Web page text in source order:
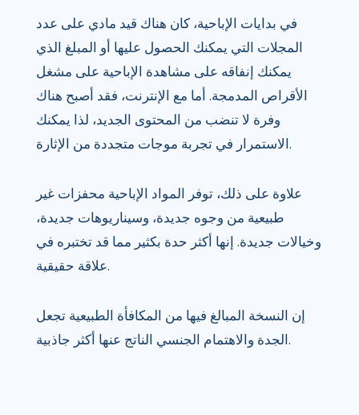
في بدايات الإباحية، كان هناك قيد مادي على عدد
المجلات التي يمكنك الحصول عليها أو المبلغ الذي
يمكنك إنفاقه على مشاهدة الإباحية على مشغل
الأقراص المدمجة. أما مع الإنترنت، فقد أصبح هناك
وفرة لا تنضب من المحتوى الجديد، لذا يمكنك
الاستمرار في تجربة موجات متجددة من الإثارة.
علاوة على ذلك، توفر المواد الإباحية محفزات غير
طبيعية من وجوه جديدة، وسيناريوهات جديدة،
وخيالات جديدة. إنها أكثر حدة بكثير مما قد تختبره في
علاقة حقيقية.
إن النسخة المبالغ فيها من المكافأة الطبيعية تجعل
الجدة والاهتمام الجنسي الناتج عنها أكثر جاذبية.